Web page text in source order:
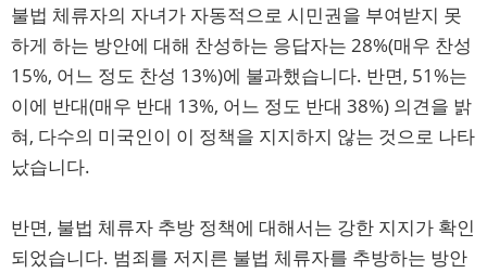
불법 체류자의 자녀가 자동적으로 시민권을 부여받지 못
하게 하는 방안에 대해 찬성하는 응답자는 28%(매우 찬성
15%, 어느 정도 찬성 13%)에 불과했습니다. 반면, 51%는
이에 반대(매우 반대 13%, 어느 정도 반대 38%) 의견을 밝
혀, 다수의 미국인이 이 정책을 지지하지 않는 것으로 나타
났습니다.
반면, 불법 체류자 추방 정책에 대해서는 강한 지지가 확인
되었습니다. 범죄를 저지른 불법 체류자를 추방하는 방안